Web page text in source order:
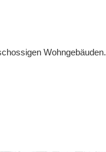
Wohngebäuden.